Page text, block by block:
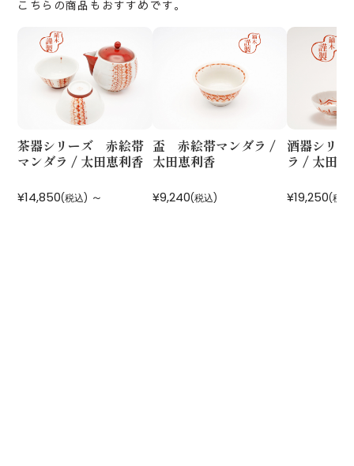
茶器シリーズ 赤絵帯
マンダラ / 太田恵利香
¥14,850(税込) ～
盃 赤絵帯マンダラ /
太田恵利香
¥9,240(税込)
酒器シリ
ラ / 太田恵
¥19,250(税